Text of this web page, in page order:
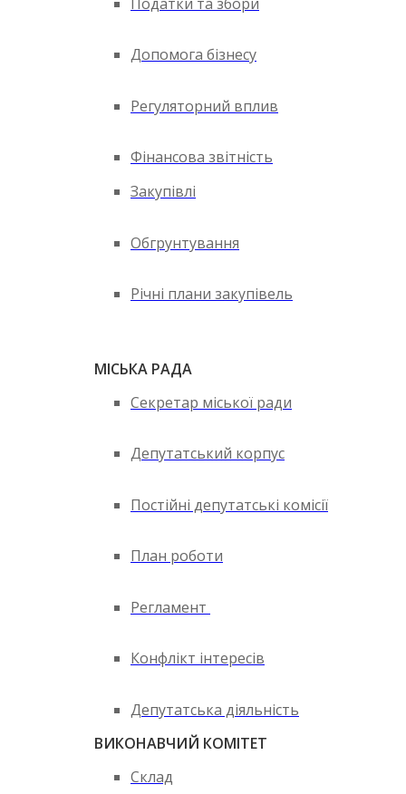
Допомога бізнесу
Регуляторний вплив
Фінансова звітність
Закупівлі
Обгрунтування
Річні плани закупівель
МІСЬКА РАДА
Секретар міської ради
Депутатський корпус
Постійні депутатські комісії
План роботи
Регламент
Конфлікт інтересів
Депутатська діяльність
ВИКОНАВЧИЙ КОМІТЕТ
Склад